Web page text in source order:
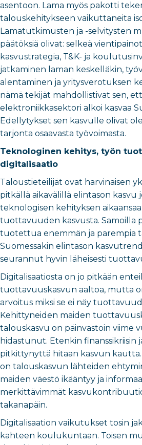
asentoon. Lama myös pakotti
talouskehitykseen vaikuttaneita
Lamatutkimusten ja -selvitysten
päätöksiä olivat: selkeä
kasvustrategia, T&K- ja
jatkaminen laman keskelläkin,
alentaminen ja yritysverotuksen
nämä tekijät mahdollistivat sen,
elektroniikkasektori alkoi kasvaa
Edellytykset sen kasvulle olivat
tarjonta osaavasta työvoimasta.
Teknologinen kehitys, työn
digitalisaatio
Taloustieteilijät ovat harvinaisen
pitkällä aikavälillä elintason kasvu
teknologisen kehityksen
tuottavuuden kasvusta. Samoilla
tuotettua enemmän ja parempia
Suomessakin elintason
seurannut hyvin läheisesti
Digitalisaatiosta on jo pitkään
tuottavuuskasvun aaltoa, mutta
arvoitus miksi se ei näy
Kehittyneiden maiden
talouskasvu on päinvastoin viime
hidastunut. Etenkin finanssikriisin
pitkittynyttä hitaan kasvun
on talouskasvun lähteiden
maiden väestö ikääntyy ja
merkittävimmät
takanapäin.
Digitalisaation vaikutukset tosin
kahteen koulukuntaan. Toisen